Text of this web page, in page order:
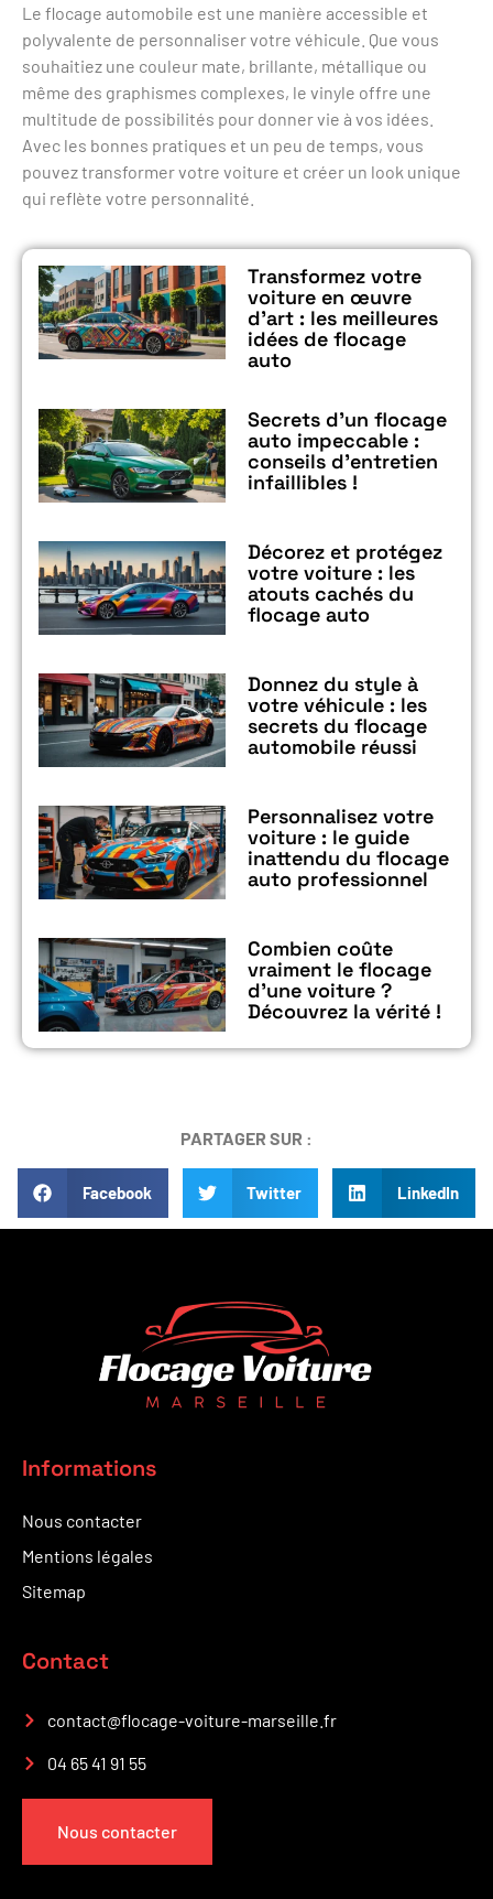
Le flocage automobile est une manière accessible et
polyvalente de personnaliser votre véhicule. Que vous
souhaitiez une couleur mate, brillante, métallique ou
même des graphismes complexes, le vinyle offre une
multitude de possibilités pour donner vie à vos idées.
Avec les bonnes pratiques et un peu de temps, vous
pouvez transformer votre voiture et créer un look unique
qui reflète votre personnalité.
Transformez votre
voiture en œuvre
d’art : les meilleures
idées de flocage
auto
Secrets d’un flocage
auto impeccable :
conseils d’entretien
infaillibles !
Décorez et protégez
votre voiture : les
atouts cachés du
flocage auto
Donnez du style à
votre véhicule : les
secrets du flocage
automobile réussi
Personnalisez votre
voiture : le guide
inattendu du flocage
auto professionnel
Combien coûte
vraiment le flocage
d’une voiture ?
Découvrez la vérité !
PARTAGER SUR :
Facebook Twitter LinkedIn
Informations
Nous contacter
Mentions légales
Sitemap
Contact
contact@flocage-voiture-marseille.fr
04 65 41 91 55
Nous contacter